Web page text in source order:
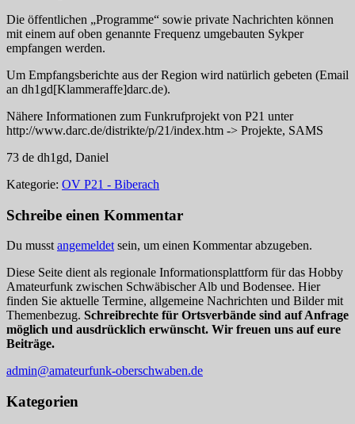
Die öffentlichen „Programme“ sowie private Nachrichten können
mit einem auf oben genannte Frequenz umgebauten Sykper
empfangen werden.
Um Empfangsberichte aus der Region wird natürlich gebeten (Email
an dh1gd[Klammeraffe]darc.de).
Nähere Informationen zum Funkrufprojekt von P21 unter
http://www.darc.de/distrikte/p/21/index.htm -> Projekte, SAMS
73 de dh1gd, Daniel
Kategorie: OV P21 - Biberach
Schreibe einen Kommentar
Du musst angemeldet sein, um einen Kommentar abzugeben.
Diese Seite dient als regionale Informationsplattform für das Hobby
Amateurfunk zwischen Schwäbischer Alb und Bodensee. Hier
finden Sie aktuelle Termine, allgemeine Nachrichten und Bilder mit
Themenbezug. Schreibrechte für Ortsverbände sind auf Anfrage
möglich und ausdrücklich erwünscht. Wir freuen uns auf eure
Beiträge.
admin@amateurfunk-oberschwaben.de
Kategorien